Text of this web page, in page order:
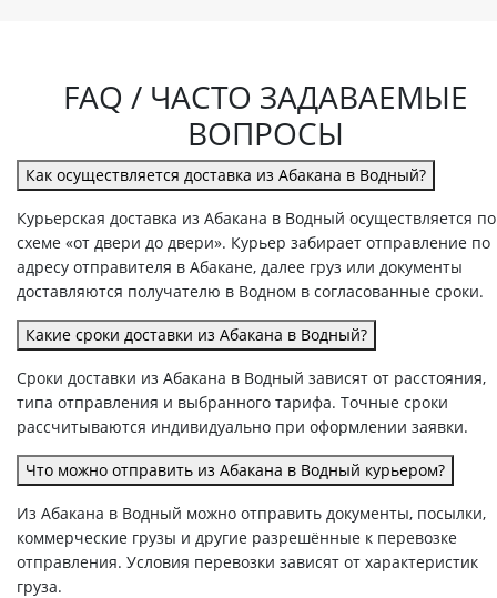
FAQ / ЧАСТО ЗАДАВАЕМЫЕ
ВОПРОСЫ
Как осуществляется доставка из Абакана в Водный?
Курьерская доставка из Абакана в Водный осуществляется по
схеме «от двери до двери». Курьер забирает отправление по
адресу отправителя в Абакане, далее груз или документы
доставляются получателю в Водном в согласованные сроки.
Какие сроки доставки из Абакана в Водный?
Сроки доставки из Абакана в Водный зависят от расстояния,
типа отправления и выбранного тарифа. Точные сроки
рассчитываются индивидуально при оформлении заявки.
Что можно отправить из Абакана в Водный курьером?
Из Абакана в Водный можно отправить документы, посылки,
коммерческие грузы и другие разрешённые к перевозке
отправления. Условия перевозки зависят от характеристик
груза.